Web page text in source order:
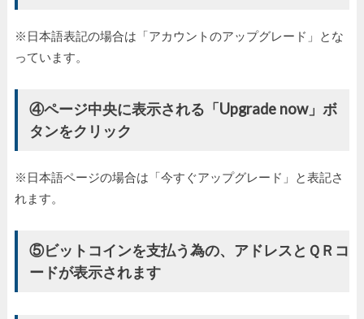
※日本語表記の場合は「アカウントのアップグレード」とな
っています。
④ページ中央に表示される「Upgrade now」ボ
タンをクリック
※日本語ページの場合は「今すぐアップグレード」と表記さ
れます。
⑤ビットコインを支払う為の、アドレスとＱＲコ
ードが表示されます